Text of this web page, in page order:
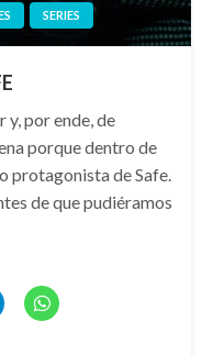
SERIES
y, por ende, de
porque dentro de
protagonista de Safe.
de que pudiéramos